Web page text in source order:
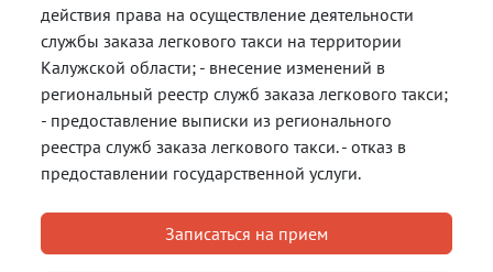
действия права на осуществление деятельности
службы заказа легкового такси на территории
Калужской области; - внесение изменений в
региональный реестр служб заказа легкового такси;
- предоставление выписки из регионального
реестра служб заказа легкового такси. - отказ в
предоставлении государственной услуги.
Записаться на прием